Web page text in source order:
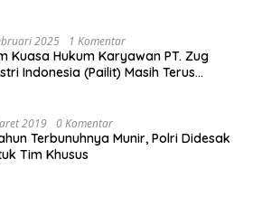
2025 1 Komentar
Kuasa Hukum Karyawan PT. Zug
Indonesia (Pailit) Masih Terus
2019 0 Komentar
Terbunuhnya Munir, Polri Didesak
Tim Khusus